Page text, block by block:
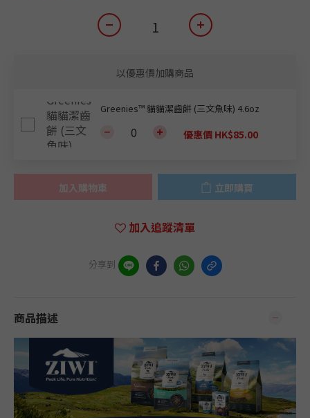
以優惠價加購商品
Greenies™ 貓貓潔齒餅 (三文魚味) 4.6oz
優惠價 HK$85.00
加入購物車 立即購買
加入追蹤清單
分享到
商品描述